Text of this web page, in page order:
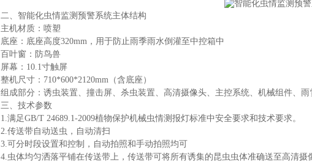
二、智能化虫情监测预警系统主体结构
主机材质：喷塑
底座：底座高度320mm，用于防止雨季雨水倒灌至中控箱中
百叶窗：防鸟兽
屏幕：10.1寸触屏
整机尺寸：710*600*2120mm（含底座）
组成部分：诱虫装置、撞击屏、杀虫装置、高清摄像头、主控系统、机械组件、
三、技术参数
1.满足GB/T 24689.1-2009植物保护机械虫情测报灯标准中安全要求和技术要求。
2.传送带自动送虫，自动清扫
3.可分时段设置和控制，自动拍照和手动拍照均可
4.虫体均匀洒落平铺在传送带上，传送带可将所有诱集的昆虫虫体准确送至高清